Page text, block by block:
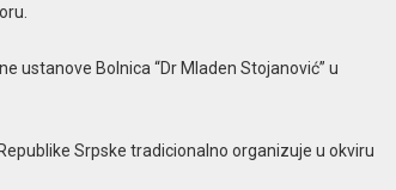
ustanove Bolnica “Dr Mladen Stojanović” u
Srpske tradicionalno organizuje u okviru